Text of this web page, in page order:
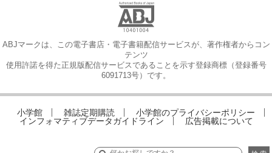
ABJマークは、この電子書店・電子書籍配信サービスが、著作権者からコン
テンツ
使用許諾を得た正規版配信サービスであることを示す登録商標（登録番号
6091713号）です。
小学館 雑誌定期購読
小学館のプライバシーポリシー
インフォマティブデータガイドライン
広告掲載について